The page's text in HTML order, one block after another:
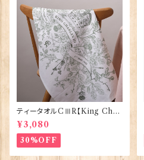
ティータオルCⅢR【King Char
lesⅢ Coronation】Victoria
Eggs 50129
¥3,080
30%OFF